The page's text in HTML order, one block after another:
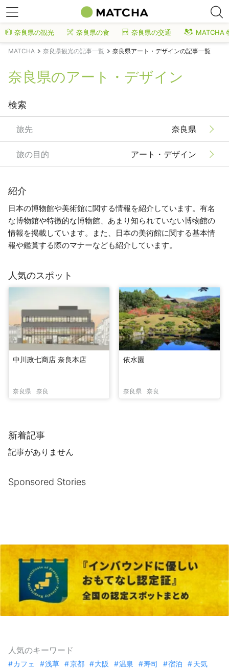
奈良県の観光 奈良県の食 奈良県の交通 MATCHA
MATCHA 奈良県観光の記事一覧 奈良県アート・デザインの記事一覧
奈良県のアート・デザイン
検索
旅先 奈良県
旅の目的 アート・デザイン
紹介
日本の博物館や美術館に関する情報を紹介しています。有名
な博物館や特徴的な博物館、あまり知られていない博物館の
情報を掲載しています。また、日本の美術館に関する基本情
報や鑑賞する際のマナーなども紹介しています。
人気のスポット
中川政七商店 奈良本店
奈良県 奈良
依水園
奈良県 奈良
新着記事
記事がありません
Sponsored Stories
人気のキーワード
カフェ 浅草 京都 大阪 温泉 寿司 宿泊
天気